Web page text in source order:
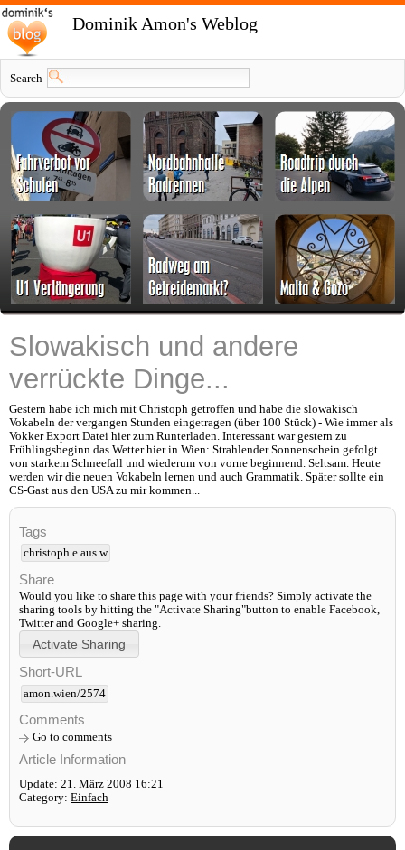
Dominik Amon's Weblog
Search
Slowakisch und andere
verrückte Dinge...
Gestern habe ich mich mit Christoph getroffen und habe die slowakisch
Vokabeln der vergangen Stunden eingetragen (über 100 Stück) - Wie immer als
Vokker Export Datei hier zum Runterladen. Interessant war gestern zu
Frühlingsbeginn das Wetter hier in Wien: Strahlender Sonnenschein gefolgt
von starkem Schneefall und wiederum von vorne beginnend. Seltsam. Heute
werden wir die neuen Vokabeln lernen und auch Grammatik. Später sollte ein
CS-Gast aus den USA zu mir kommen...
Tags
christoph e aus w
Share
Would you like to share this page with your friends? Simply activate the
sharing tools by hitting the "Activate Sharing"button to enable Facebook,
Twitter and Google+ sharing.
Short-URL
amon.wien/2574
Comments
Go to comments
Article Information
Update: 21. März 2008 16:21
Category: Einfach